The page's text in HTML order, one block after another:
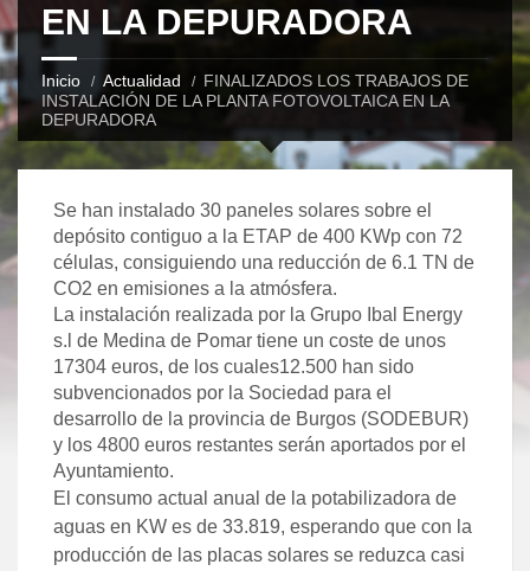
EN LA DEPURADORA
Inicio Actualidad
FINALIZADOS LOS TRABAJOS DE
INSTALACIÓN DE LA PLANTA FOTOVOLTAICA EN LA
DEPURADORA
Se han instalado 30 paneles solares sobre el
depósito contiguo a la ETAP de 400 KWp con 72
células, consiguiendo una reducción de 6.1 TN de
CO2 en emisiones a la atmósfera.
La instalación realizada por la Grupo Ibal Energy
s.l de Medina de Pomar tiene un coste de unos
17304 euros, de los cuales12.500 han sido
subvencionados por la Sociedad para el
desarrollo de la provincia de Burgos (SODEBUR)
y los 4800 euros restantes serán aportados por el
Ayuntamiento.
El consumo actual anual de la potabilizadora de
aguas en KW es de 33.819, esperando que con la
producción de las placas solares se reduzca casi